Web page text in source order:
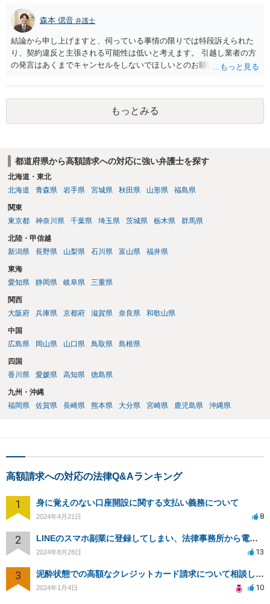
森本 偲音 弁護士
結論から申し上げますと、伺っている事情の限りでは特段訴えられた
り、契約違反と主張される可能性は低いと考えます。 引越し業者の方
の発言はあくまでキャンセルをしないでほしいとのお願いにすぎず、
の三日前まではキャンセル料無料とのことですので、三日前までは無
料でキャンセルできるかと存じます。 また、引越し予定日三日前以降
でも、キャンセル料が必要になるかもしれませんが、キャンセルは可
能かと存じます。 以上、ご参考までに。
もっとみる
都道府県から高額請求への対応に強い弁護士を探す
北海道・東北
北海道
青森県 岩手県 宮城県 秋田県 山形県 福島県
関東
東京都
神奈川県 千葉県 埼玉県 茨城県 栃木県 群馬県
北陸・甲信越
新潟県
長野県 山梨県 石川県 富山県 福井県
東海
愛知県
静岡県 岐阜県 三重県
関西
大阪府
兵庫県 京都府 滋賀県 奈良県 和歌山県
中国
広島県
岡山県 山口県 鳥取県 島根県
四国
香川県
愛媛県 高知県 徳島県
九州・沖縄
福岡県
佐賀県 長崎県 熊本県 大分県 宮崎県 鹿児島県 沖縄県
高額請求への対応の法律Q&Aランキング
1 身に覚えのない口座開設に関する支払い義務について
2024年4月21日 8
2 LINEのスマホ副業に登録してしまい、法律事務所から電話が入りました。
2024年8月28日 13
3 泥酔状態での高額なクレジットカード請求について相談したい
2024年1月4日 10